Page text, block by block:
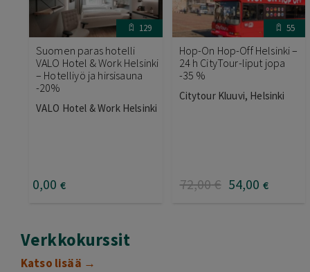
129
Suomen paras hotelli
VALO Hotel & Work Helsinki
– Hotelliyö ja hirsisauna
-20%
VALO Hotel & Work Helsinki
0,00 €
55
Hop-On Hop-Off Helsinki –
24 h CityTour-liput jopa
-35 %
Citytour Kluuvi, Helsinki
72,00€ 54,00 €
Verkkokurssit
Katso lisää →